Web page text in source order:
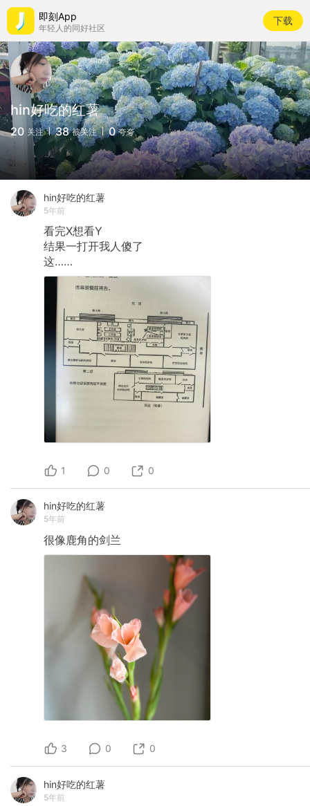
即刻App
年轻人的同好社区
下载
hin好吃的红薯
20 关注 38 被关注 0 夸夸
hin好吃的红薯
5年前
看完X想看Y
结果一打开我人傻了
这……
1 0 0
hin好吃的红薯
5年前
很像鹿角的剑兰
3 0 0
hin好吃的红薯
5年前